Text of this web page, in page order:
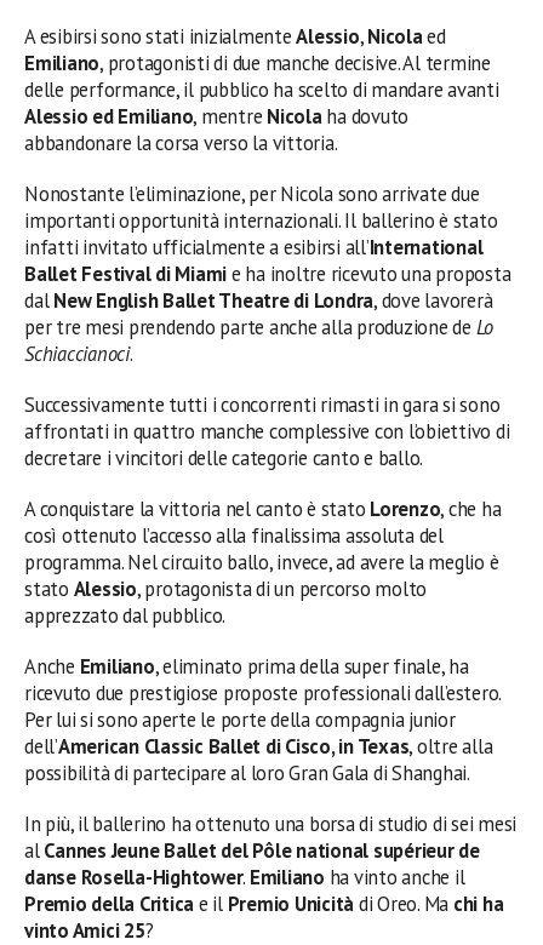
A esibirsi sono stati inizialmenteAlessio,Nicolaed
Emiliano, protagonisti di due manche decisive. Al termine
delle performance, il pubblico ha scelto di mandare avanti
Alessio ed Emiliano, mentre Nicolaha dovuto
abbandonare la corsa verso la vittoria.
Nonostante l’eliminazione, per Nicola sono arrivate due
importanti opportunità internazionali. Il ballerino è stato
infatti invitato ufficialmente a esibirsi all’International
Ballet Festival di Miamie ha inoltre ricevuto una proposta
dalNew English Ballet Theatre di Londra, dove lavorerà
per tre mesi prendendo parte anche alla produzione de Lo
Schiaccianoci.
Successivamente tutti i concorrenti rimasti in gara si sono
affrontati in quattro manche complessive con l’obiettivo di
decretare i vincitori delle categorie canto e ballo.
A conquistare la vittoria nel canto è stato Lorenzo, che ha
così ottenuto l’accesso alla finalissima assoluta del
programma. Nel circuito ballo, invece, ad avere la meglio è
stato Alessio, protagonista di un percorso molto
apprezzato dal pubblico.
Anche Emiliano, eliminato prima della super finale, ha
ricevuto due prestigiose proposte professionali dall’estero.
Per lui si sono aperte le porte della compagnia junior
dell’American Classic Ballet di Cisco, in Texas, oltre alla
possibilità di partecipare al loro Gran Gala di Shanghai.
In più, il ballerino ha ottenuto una borsa di studio di sei mesi
alCannes Jeune Ballet del Pôle national supérieur de
danse Rosella-Hightower. Emiliano ha vinto anche il
Premio della Criticae il Premio Unicitàdi Oreo. Ma chi ha
vinto Amici 25?